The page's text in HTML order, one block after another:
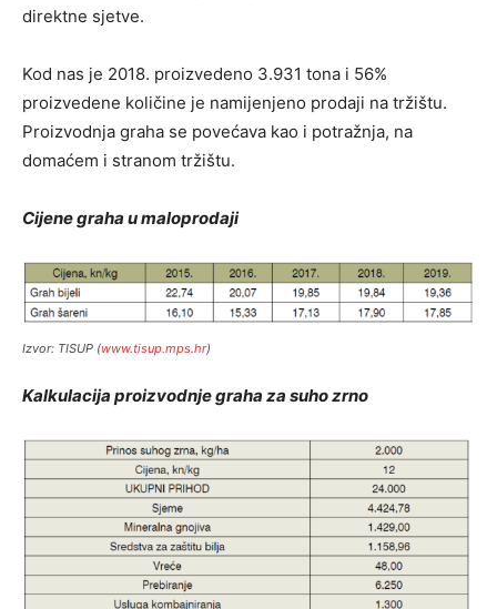
direktne sjetve.
Kod nas je 2018. proizvedeno 3.931 tona i 56%
proizvedene količine je namijenjeno prodaji na tržištu.
Proizvodnja graha se povećava kao i potražnja, na
domaćem i stranom tržištu.
Cijene graha u maloprodaji
Izvor: TISUP (www.tisup.mps.hr)
Kalkulacija proizvodnje graha za suho zrno